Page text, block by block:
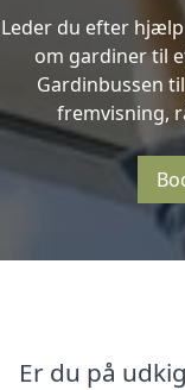
Leder du efter
om gardiner til
Gardinbussen
fremvisning,
Er du på